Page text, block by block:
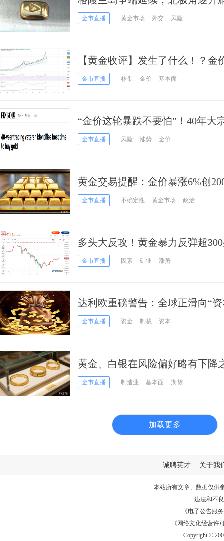
支撑金价
金市直播 黄金市场 外交 风险
【黄金收评】发生了什么！？金
朗突发消息刺激避险
金市直播 林带 金价 基本面
“金价这轮暴跌不要怕”！40年大
黄金的最佳时机
金市直播 风险 涨势 金价
黄金交易提醒：金价暴涨6%创
重启信号已现？
金市直播 不确定性 黄金市场 政治
多头大反攻！黄金暴力反弹超
诗级飙升背后涨势能否延续？
金市直播 因素 矿业 涨势
达利欧重磅警告：全球正滑向“
头号“避风港”
金市直播 资金 制裁 资本
黄金、白银在风险偏好略有下降
金市直播 制造业 基本面 期货
加载更多
诚聘英才 关于我
本站所有文章、数据仅供
违法和不
《电子公告服务
《网络文化经营许
Copyright ©